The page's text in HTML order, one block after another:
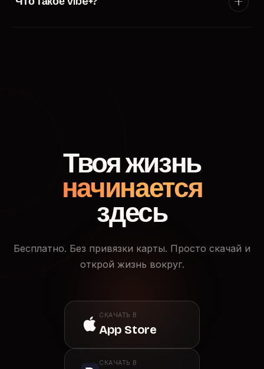
Твоя жизнь
начинается
здесь
Бесплатно. Без привязки карты. Просто скачай и
открой жизнь вокруг.
СКАЧАТЬ В
App Store
СКАЧАТЬ В